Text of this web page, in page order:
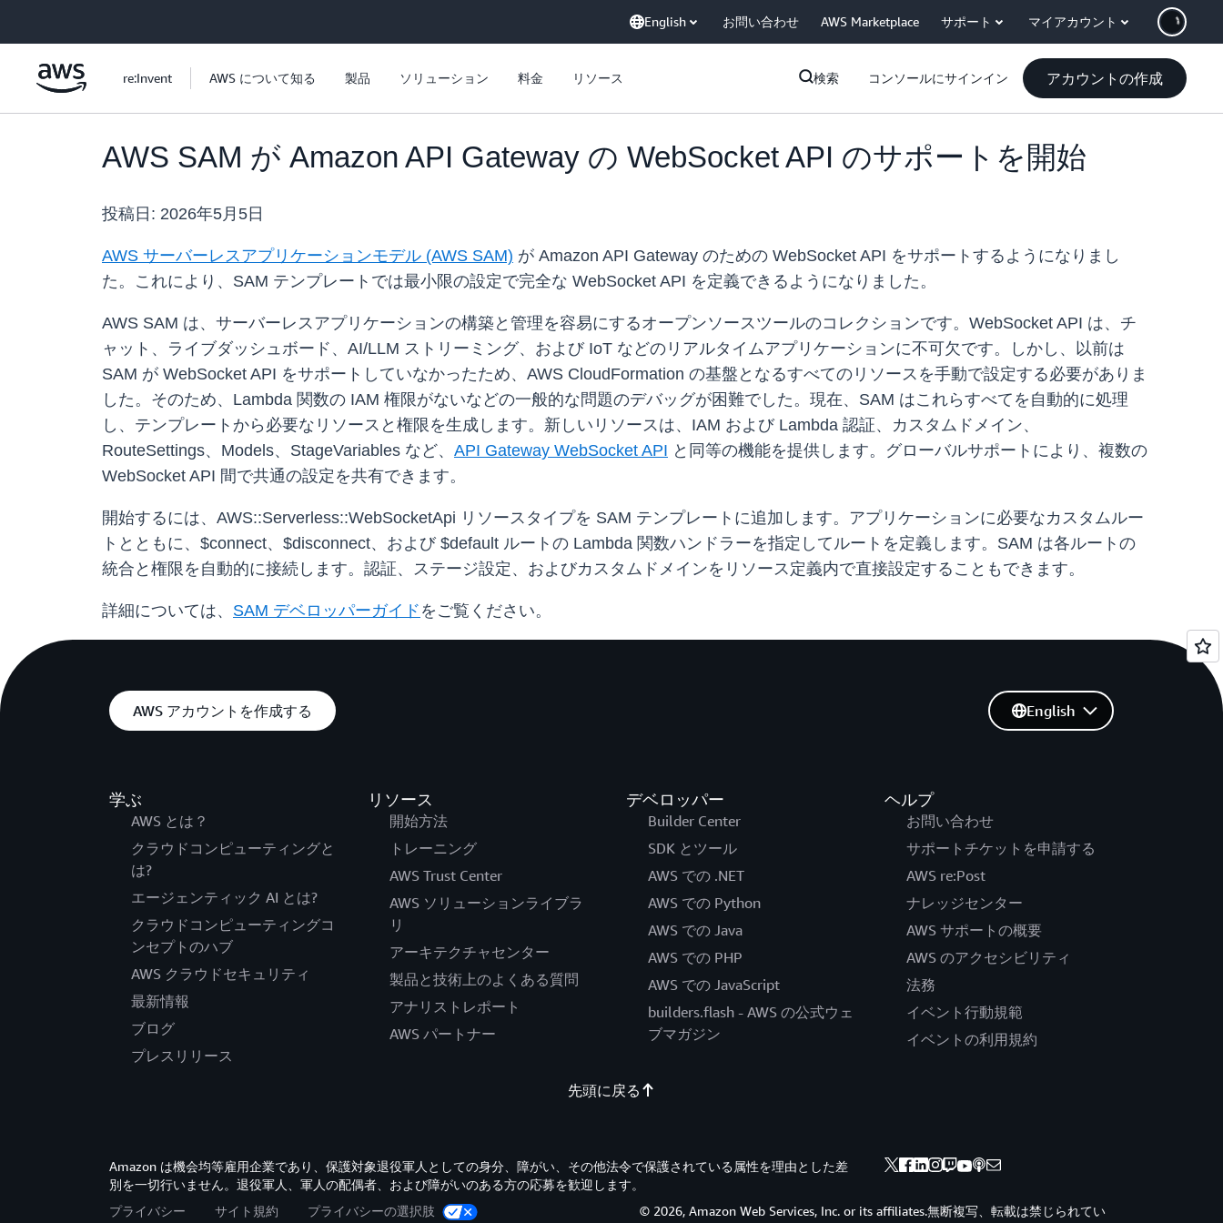
English お問い合わせ AWS Marketplace サポート マイアカウント
re:Invent AWS について知る 製品 ソリューション 料金 リソース 検索 コンソールにサインイン アカウントの作成
AWS SAM が Amazon API Gateway の WebSocket API のサポートを開始
投稿日: 2026年5月5日
AWS サーバーレスアプリケーションモデル (AWS SAM) が Amazon API Gateway のための WebSocket API をサポートするようになりまし
た。これにより、SAM テンプレートでは最小限の設定で完全な WebSocket API を定義できるようになりました。
AWS SAM は、サーバーレスアプリケーションの構築と管理を容易にするオープンソースツールのコレクションです。WebSocket API は、チ
ャット、ライブダッシュボード、AI/LLM ストリーミング、および IoT などのリアルタイムアプリケーションに不可欠です。しかし、以前は
SAM が WebSocket API をサポートしていなかったため、AWS CloudFormation の基盤となるすべてのリソースを手動で設定する必要がありま
した。そのため、Lambda 関数の IAM 権限がないなどの一般的な問題のデバッグが困難でした。現在、SAM はこれらすべてを自動的に処理
し、テンプレートから必要なリソースと権限を生成します。新しいリソースは、IAM および Lambda 認証、カスタムドメイン、
RouteSettings、Models、StageVariables など、 API Gateway WebSocket API と同等の機能を提供します。グローバルサポートにより、複数の
WebSocket API 間で共通の設定を共有できます。
開始するには、AWS::Serverless::WebSocketApi リソースタイプを SAM テンプレートに追加します。アプリケーションに必要なカスタムルー
トとともに、$connect、$disconnect、および $default ルートの Lambda 関数ハンドラーを指定してルートを定義します。SAM は各ルートの
統合と権限を自動的に接続します。認証、ステージ設定、およびカスタムドメインをリソース定義内で直接設定することもできます。
詳細については、 SAM デベロッパーガイド をご覧ください。
AWS アカウントを作成する
学ぶ
AWS とは？
クラウドコンピューティングと
は?
エージェンティック AI とは?
クラウドコンピューティングコ
ンセプトのハブ
AWS クラウドセキュリティ
最新情報
ブログ
プレスリリース
リソース
開始方法
トレーニング
AWS Trust Center
AWS ソリューションライブラ
リ
アーキテクチャセンター
製品と技術上のよくある質問
アナリストレポート
AWS パートナー
デベロッパー
Builder Center
SDK とツール
AWS での .NET
AWS での Python
AWS での Java
AWS での PHP
AWS での JavaScript
builders.flash - AWS の公式ウェ
ブマガジン
ヘルプ
お問い合わせ
サポートチケットを申請する
AWS re:Post
ナレッジセンター
AWS サポートの概要
AWS のアクセシビリティ
法務
イベント行動規範
イベントの利用規約
English
先頭に戻る
Amazon は機会均等雇用企業であり、保護対象退役軍人としての身分、障がい、その他法令で保護されている属性を理由とした差
別を一切行いません。退役軍人、軍人の配偶者、および障がいのある方の応募を歓迎します。
プライバシー
サイト規約 プライバシーの選択肢 © 2026, Amazon Web Services, Inc. or its affiliates.無断複写、転載は禁じられてい